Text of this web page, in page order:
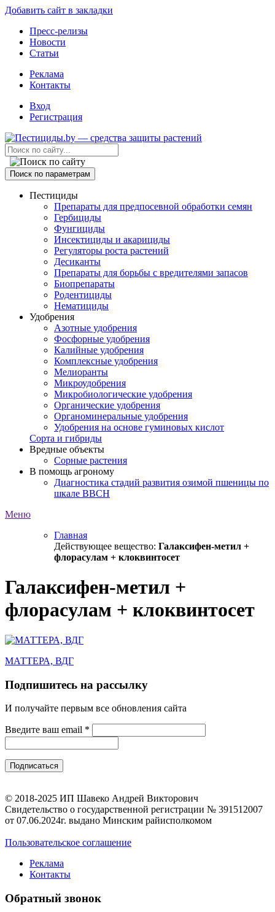
Добавить сайт в закладки
Пресс-релизы
Новости
Статьи
Реклама
Контакты
Вход
Регистрация
Поиск по параметрам
Пестициды
Препараты для предпосевной обработки семян
Гербициды
Фунгициды
Инсектициды и акарициды
Регуляторы роста растений
Десиканты
Препараты для борьбы с вредителями запасов
Биопрепараты
Родентициды
Нематициды
Удобрения
Азотные удобрения
Фосфорные удобрения
Калийные удобрения
Комплексные удобрения
Мелиоранты
Микроудобрения
Микробиологические удобрения
Органические удобрения
Органоминеральные удобрения
Удобрения на основе гуминовых кислот
Сорта и гибриды
Вредные объекты
Сорные растения
В помощь агроному
Диагностика стадий развития озимой пшеницы по
шкале ВВСН
Меню
Главная
Действующее вещество: Галаксифен-метил +
флорасулам + клоквинтосет
Галаксифен-метил +
флорасулам + клоквинтосет
МАТТЕРА, ВДГ
Подпишитесь на рассылку
И получайте первым все обновления сайта
Введите ваш email *
© 2018-2025 ИП Шавеко Андрей Викторович
Свидетельство о государственной регистрации № 391512007
от 07.06.2024г. выдано Минским райисполкомом
Пользовательское соглашение
Реклама
Контакты
Обратный звонок